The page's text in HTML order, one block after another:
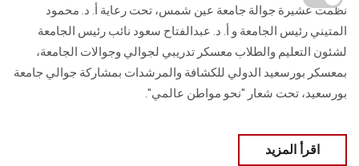
نظمت عشيرة جوالة جامعة عين شمس، تحت رعاية أ. د. محمود
المتيني رئيس الجامعة و أ. د. عبدالفتاح سعود نائب رئيس الجامعة
لشئون التعليم والطلاب معسكر تدريبي لجوالي وجوالات الجامعة،
بمعسكر بورسعيد الدولي للكشافة والمرشدات بمشاركة جوالي جامعة
بورسعيد، تحت شعار "نحو مواطن عالمي".
اقرأ المزيد